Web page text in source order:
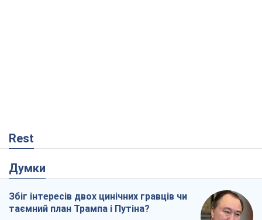
Rest
Думки
Збіг інтересів двох цинічних гравців чи
таємний план Трампа і Путіна?